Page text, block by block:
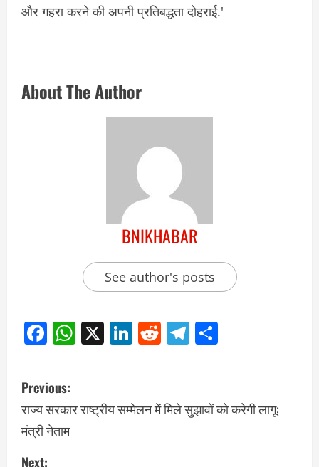
और गहरा करने की अपनी प्रतिबद्धता दोहराई.'
About The Author
BNIKHABAR
See author's posts
Facebook
WhatsApp
X LinkedIn
RedditTelegram
Previous:
राज्य सरकार राष्ट्रीय सम्मेलन में मिले सुझावों को करेगी लागू:
मंत्री नेताम
Next: